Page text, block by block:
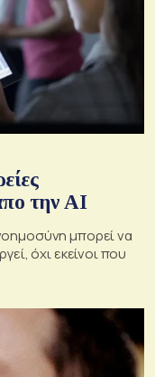
την AI
μπορεί να
όχι εκείνοι που